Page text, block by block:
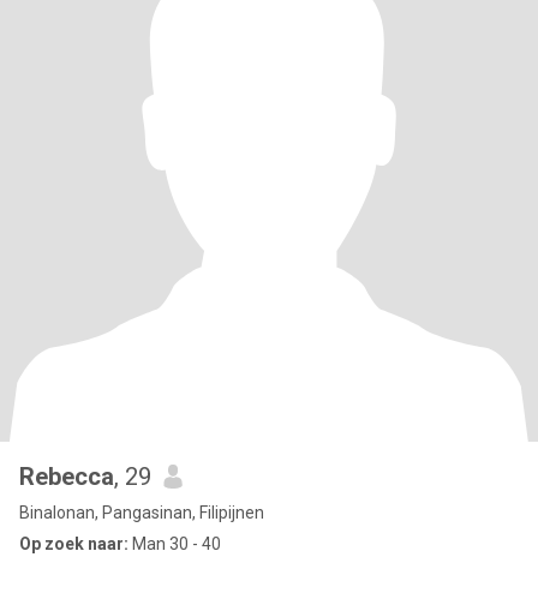
Rebecca, 29
Binalonan, Pangasinan, Filipijnen
Op zoek naar: Man 30 - 40